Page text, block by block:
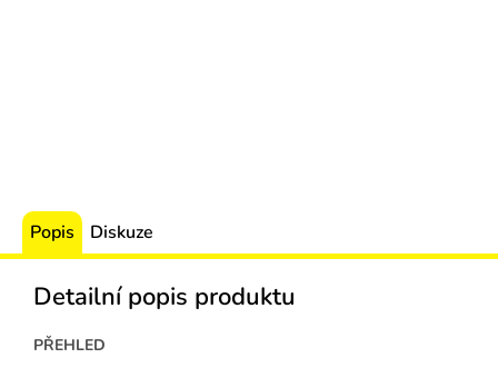
Popis Diskuze
Detailní popis produktu
PŘEHLED